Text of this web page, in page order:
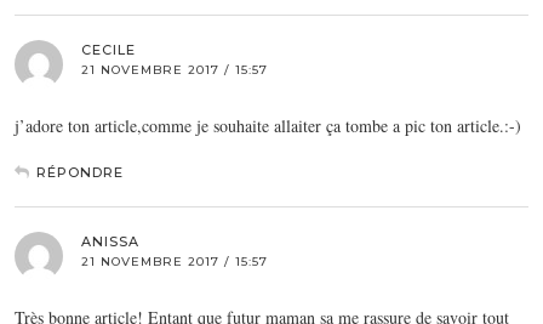
CECILE
21 NOVEMBRE 2017 / 15:57
j’adore ton article,comme je souhaite allaiter ça tombe a pic ton article.:-)
RÉPONDRE
ANISSA
21 NOVEMBRE 2017 / 15:57
Très bonne article! Entant que futur maman sa me rassure de savoir tout